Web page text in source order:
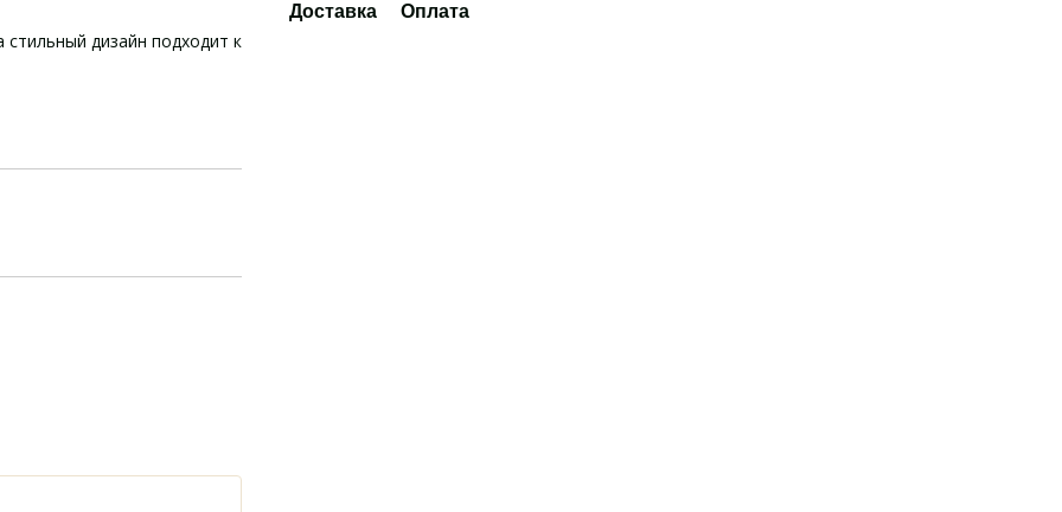
дизайн подходит к
Доставка Оплата